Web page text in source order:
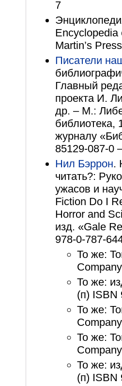
7
Encyclopedia
Martin’s
Писатели
Главный
проекта И.
др. – М.:
библиотека,
журналу
85129-087-0
Нил Бэррон.
читать?:
ужасов и
Fiction Do I
Horror and
изд. «Gale
978-0-787-
То же:
То же:
(п) ISBN
То же:
То же:
То же:
(п) ISBN